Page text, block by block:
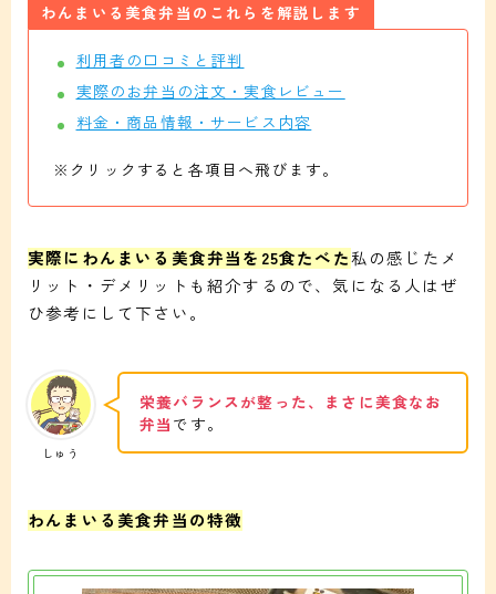
わんまいる美食弁当のこれらを解説します
利用者の口コミと評判
実際のお弁当の注文・実食レビュー
料金・商品情報・サービス内容
※クリックすると各項目へ飛びます。
実際にわんまいる美食弁当を25食たべた私の感じたメ
リット・デメリットも紹介するので、気になる人はぜ
ひ参考にして下さい。
しゅう
栄養バランスが整った、まさに美食なお
弁当 です。
わんまいる美食弁当の特徴